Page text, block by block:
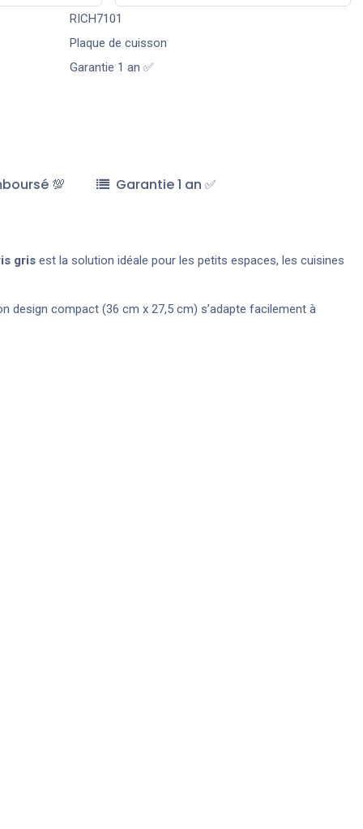
RICH7101
Plaque de cuisson
Garantie 1 an ✅
💯 Garantie 1 an ✅
gris est la solution idéale pour les petits espaces, les cuisines
design compact (36 cm x 27,5 cm) s’adapte facilement à